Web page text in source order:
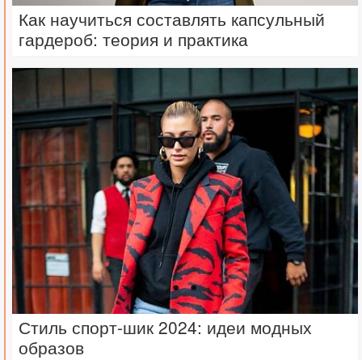
Как научиться составлять капсульный
гардероб: теория и практика
Стиль спорт-шик 2024: идеи модных
образов